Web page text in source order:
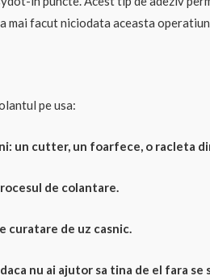
mai facut niciodata aceasta
pe usa:
un cutter, un foarfece, o racleta
de colantare.
curatare de uz casnic.
nu ai ajutor sa tina de el fara